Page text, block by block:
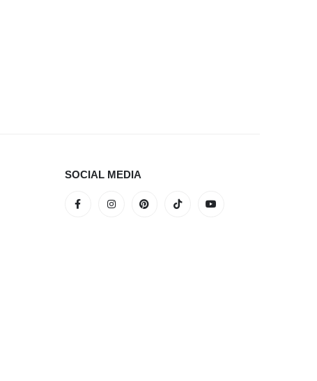
SOCIAL MEDIA